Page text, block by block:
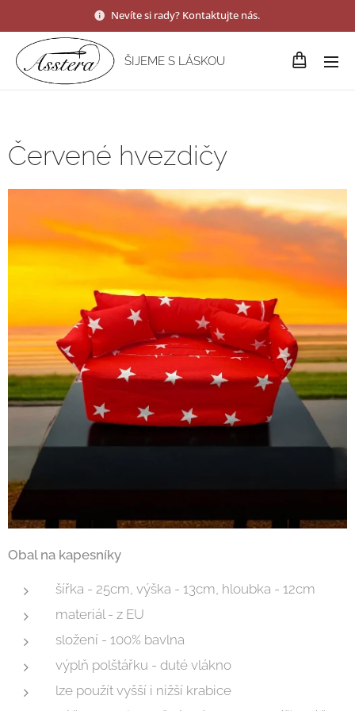
Nevíte si rady? Kontaktujte nás.
ŠIJEME S LÁSKOU
Červené hvezdičy
Obal na kapesníky
šířka - 25cm, výška - 13cm, hloubka - 12cm
materiál - z EU
složení - 100% bavlna
výplň polštářku - duté vlákno
lze použít vyšší i nižší krabice